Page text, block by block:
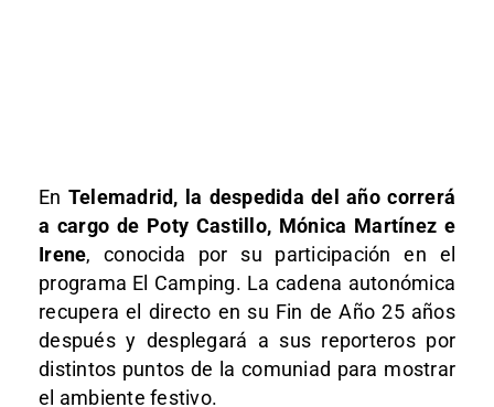
En Telemadrid, la despedida del año correrá
a cargo de Poty Castillo, Mónica Martínez e
Irene, conocida por su participación en el
programa El Camping. La cadena autonómica
recupera el directo en su Fin de Año 25 años
después y desplegará a sus reporteros por
distintos puntos de la comuniad para mostrar
el ambiente festivo.